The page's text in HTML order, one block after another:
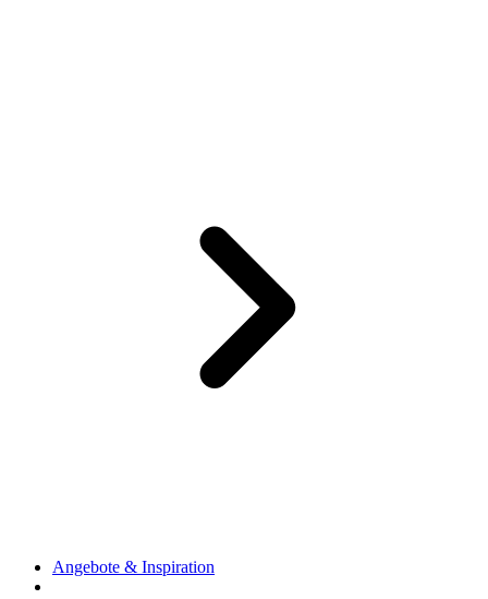
Angebote & Inspiration